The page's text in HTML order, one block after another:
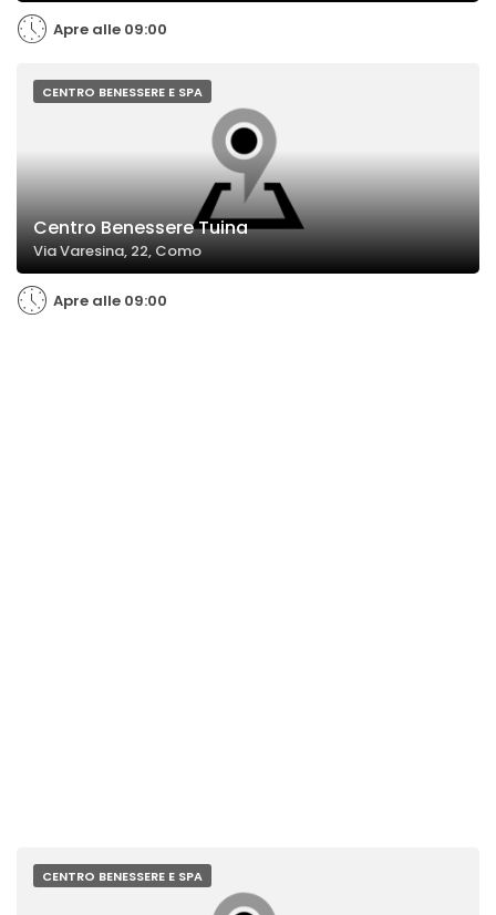
Apre alle 09:00
CENTRO BENESSERE E SPA
Centro Benessere Tuina
Via Varesina, 22, Como
Apre alle 09:00
CENTRO BENESSERE E SPA